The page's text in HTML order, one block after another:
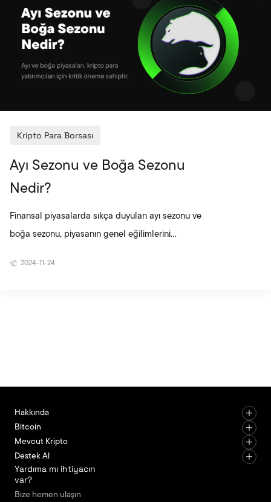
piyasalarda denge aracı olarak kullanılırken aynı
zamanda hızlı ve düşük maliye
Kripto Para Borsası
Ayı Sezonu ve Boğa Sezonu
Nedir?
Finansal piyasalarda sıkça duyulan ayı sezonu ve
boğa sezonu, piyasanın genel eğilimlerini
2024-11-24
Hakkında
Bitcoin
Mevcut Kripto
Destek Al
Yardıma mı ihtiyacın
var?
Bize hemen ulaşın